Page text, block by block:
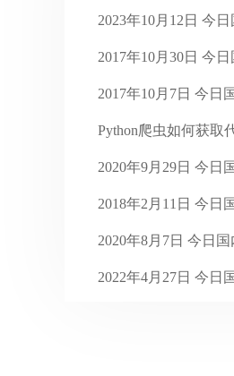
28 2025年2月
16 2025年1月
28 2024年4月
30 2024年3月
29 2024年2月
31 2024年1月
31 2023年12月
30 2023年11月
2023年10月12日 今
2017年10月30日 今
Python爬虫如何获取